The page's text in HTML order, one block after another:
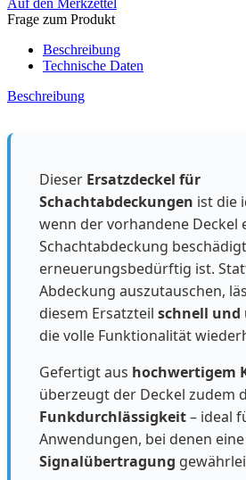
Frage zum Produkt
Beschreibung
Technische Daten
Beschreibung
Dieser Ersatzdeckel für
Schachtabdeckungen ist die
wenn der vorhandene Deckel
Schachtabdeckung
erneuerungsbedürftig ist.
Abdeckung auszutauschen,
diesem Ersatzteil schnell
die volle Funktionalität
Gefertigt aus hochwertigem
überzeugt der Deckel zudem
Funkdurchlässigkeit– ideal
Anwendungen, bei denen eine
Signalübertragung